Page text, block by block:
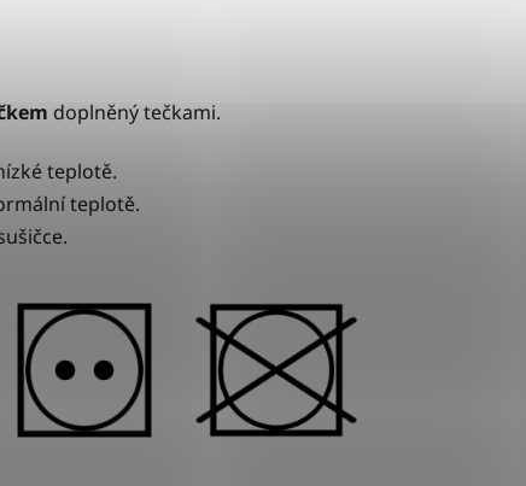
doplněný tečkami.
teplotě.
teplotě.